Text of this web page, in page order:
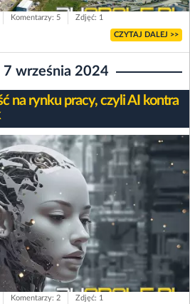
Komentarzy: 5 Zdjęć: 1
CZYTAJ DALEJ >>
7 września 2024
na rynku pracy, czyli AI kontra
Komentarzy: 2 Zdjęć: 1